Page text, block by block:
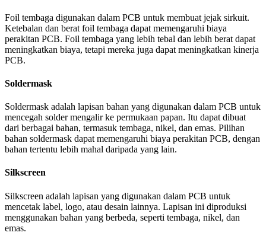
Foil tembaga digunakan dalam PCB untuk membuat jejak sirkuit.
Ketebalan dan berat foil tembaga dapat memengaruhi biaya
perakitan PCB. Foil tembaga yang lebih tebal dan lebih berat dapat
meningkatkan biaya, tetapi mereka juga dapat meningkatkan kinerja
PCB.
Soldermask
Soldermask adalah lapisan bahan yang digunakan dalam PCB untuk
mencegah solder mengalir ke permukaan papan. Itu dapat dibuat
dari berbagai bahan, termasuk tembaga, nikel, dan emas. Pilihan
bahan soldermask dapat memengaruhi biaya perakitan PCB, dengan
bahan tertentu lebih mahal daripada yang lain.
Silkscreen
Silkscreen adalah lapisan yang digunakan dalam PCB untuk
mencetak label, logo, atau desain lainnya. Lapisan ini diproduksi
menggunakan bahan yang berbeda, seperti tembaga, nikel, dan
emas.